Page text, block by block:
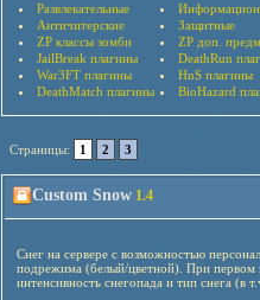
Развлекательные
Античитерские
Защитные
ZP классы зомби
ZP доп.
JailBreak плагины
DeathRun
War3FT плагины
HnS плагины
DeathMatch плагины
BioHazard
Страницы: 1 2 3
Custom Snow 1.4
Снег на сервере с возможностью
подрежима (белый/цветной). При первом
интенсивность снегопада и тип снега (в